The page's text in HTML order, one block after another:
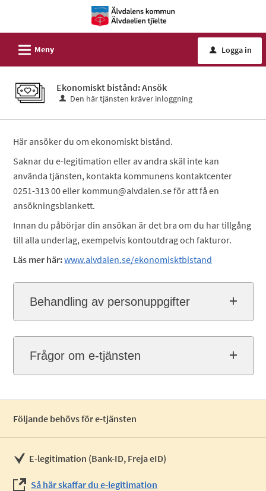
tjänster
Älvdalens
kommun
L Meny u Logga in
Ekonomiskt bistånd: Ansök
Den här tjänsten kräver inloggning
Här ansöker du om ekonomiskt bistånd.
Saknar du e-legitimation eller av andra skäl inte kan
använda tjänsten, kontakta kommunens kontaktcenter
0251-313 00 eller kommun@alvdalen.se för att få en
ansökningsblankett.
Innan du påbörjar din ansökan är det bra om du har tillgång
till alla underlag, exempelvis kontoutdrag och fakturor.
Läs mer här:www.alvdalen.se/ekonomisktbistand
Behandling av personuppgifter
Frågor om e-tjänsten
Följande behövs för e-tjänsten
E-legitimation (Bank-ID, Freja eID)
Så här skaffar du e-legitimation